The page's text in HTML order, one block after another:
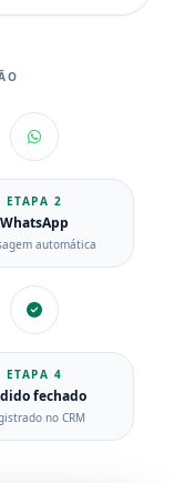
ETAPA 2
WhatsApp
automática
ETAPA 4
fechado
no CRM